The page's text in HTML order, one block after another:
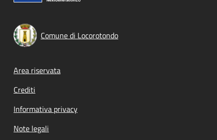
Comune di Locorotondo
Footer menu
Area riservata
Crediti
Informativa privacy
Note legali